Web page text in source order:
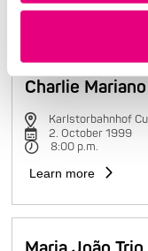
Learn more
Charlie
Karlstorbahnhof
2. October 1999
8:00 p.m.
Learn more